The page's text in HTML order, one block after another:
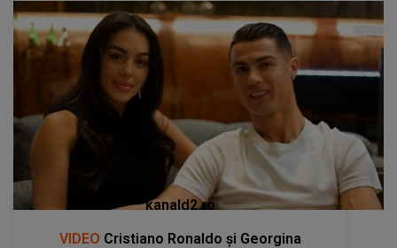
kanald2.ro
VIDEO Cristiano Ronaldo și Georgina